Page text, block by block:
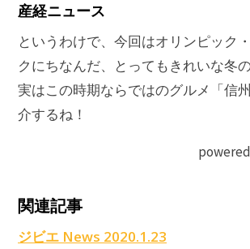
産経ニュース
というわけで、今回はオリンピック
クにちなんだ、とってもきれいな冬
実はこの時期ならではのグルメ「信州
介するね！
関連記事
ジビエ News 2020.1.23